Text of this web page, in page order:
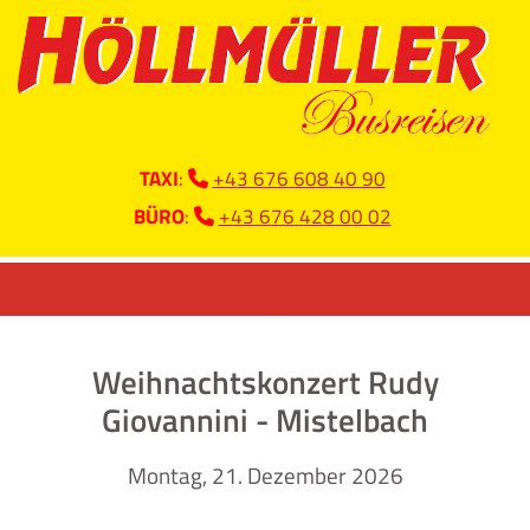
TAXI:  +43 676 608 40 90
BÜRO:  +43 676 428 00 02
Weihnachtskonzert Rudy
Giovannini - Mistelbach
Montag, 21. Dezember 2026